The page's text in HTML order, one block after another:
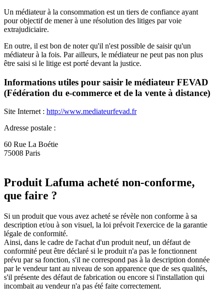
Un médiateur à la consommation est un tiers de confiance ayant
pour objectif de mener à une résolution des litiges par voie
extrajudiciaire.
En outre, il est bon de noter qu'il n'est possible de saisir qu'un
médiateur à la fois. Par ailleurs, le médiateur ne peut pas non plus
être saisi si le litige est porté devant la justice.
Informations utiles pour saisir le médiateur FEVAD
(Fédération du e-commerce et de la vente à distance)
Site Internet : http://www.mediateurfevad.fr
Adresse postale :
60 Rue La Boétie
75008 Paris
Produit Lafuma acheté non-conforme,
que faire ?
Si un produit que vous avez acheté se révèle non conforme à sa
description et/ou à son visuel, la loi prévoit l'exercice de la garantie
légale de conformité.
Ainsi, dans le cadre de l'achat d'un produit neuf, un défaut de
conformité peut être déclaré si le produit n'a pas le fonctionnent
prévu par sa fonction, s'il ne correspond pas à la description donnée
par le vendeur tant au niveau de son apparence que de ses qualités,
s'il présente des défaut de fabrication ou encore si l'installation qui
incombait au vendeur n'a pas été faite correctement.